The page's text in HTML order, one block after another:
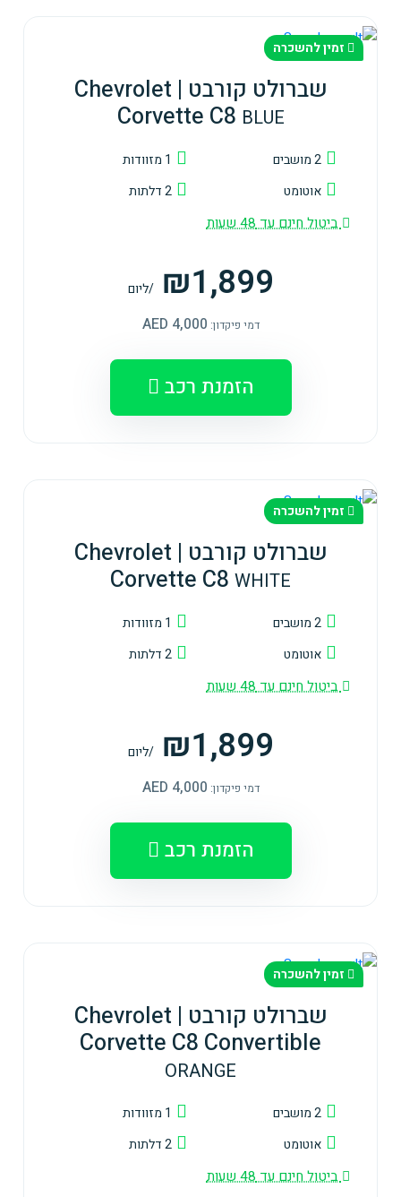
זמין להשכרה
שברולט קורבט | Chevrolet
Corvette C8 BLUE
2 מושבים
1 מזוודות
אוטומט
2 דלתות
ביטול חינם עד 48 שעות
₪1,899 /ליום
דמי פיקדון: 4,000 AED
הזמנת רכב
זמין להשכרה
שברולט קורבט | Chevrolet
Corvette C8 WHITE
2 מושבים
1 מזוודות
אוטומט
2 דלתות
ביטול חינם עד 48 שעות
₪1,899 /ליום
דמי פיקדון: 4,000 AED
הזמנת רכב
זמין להשכרה
שברולט קורבט | Chevrolet
Corvette C8 Convertible
ORANGE
2 מושבים
1 מזוודות
אוטומט
2 דלתות
ביטול חינם עד 48 שעות